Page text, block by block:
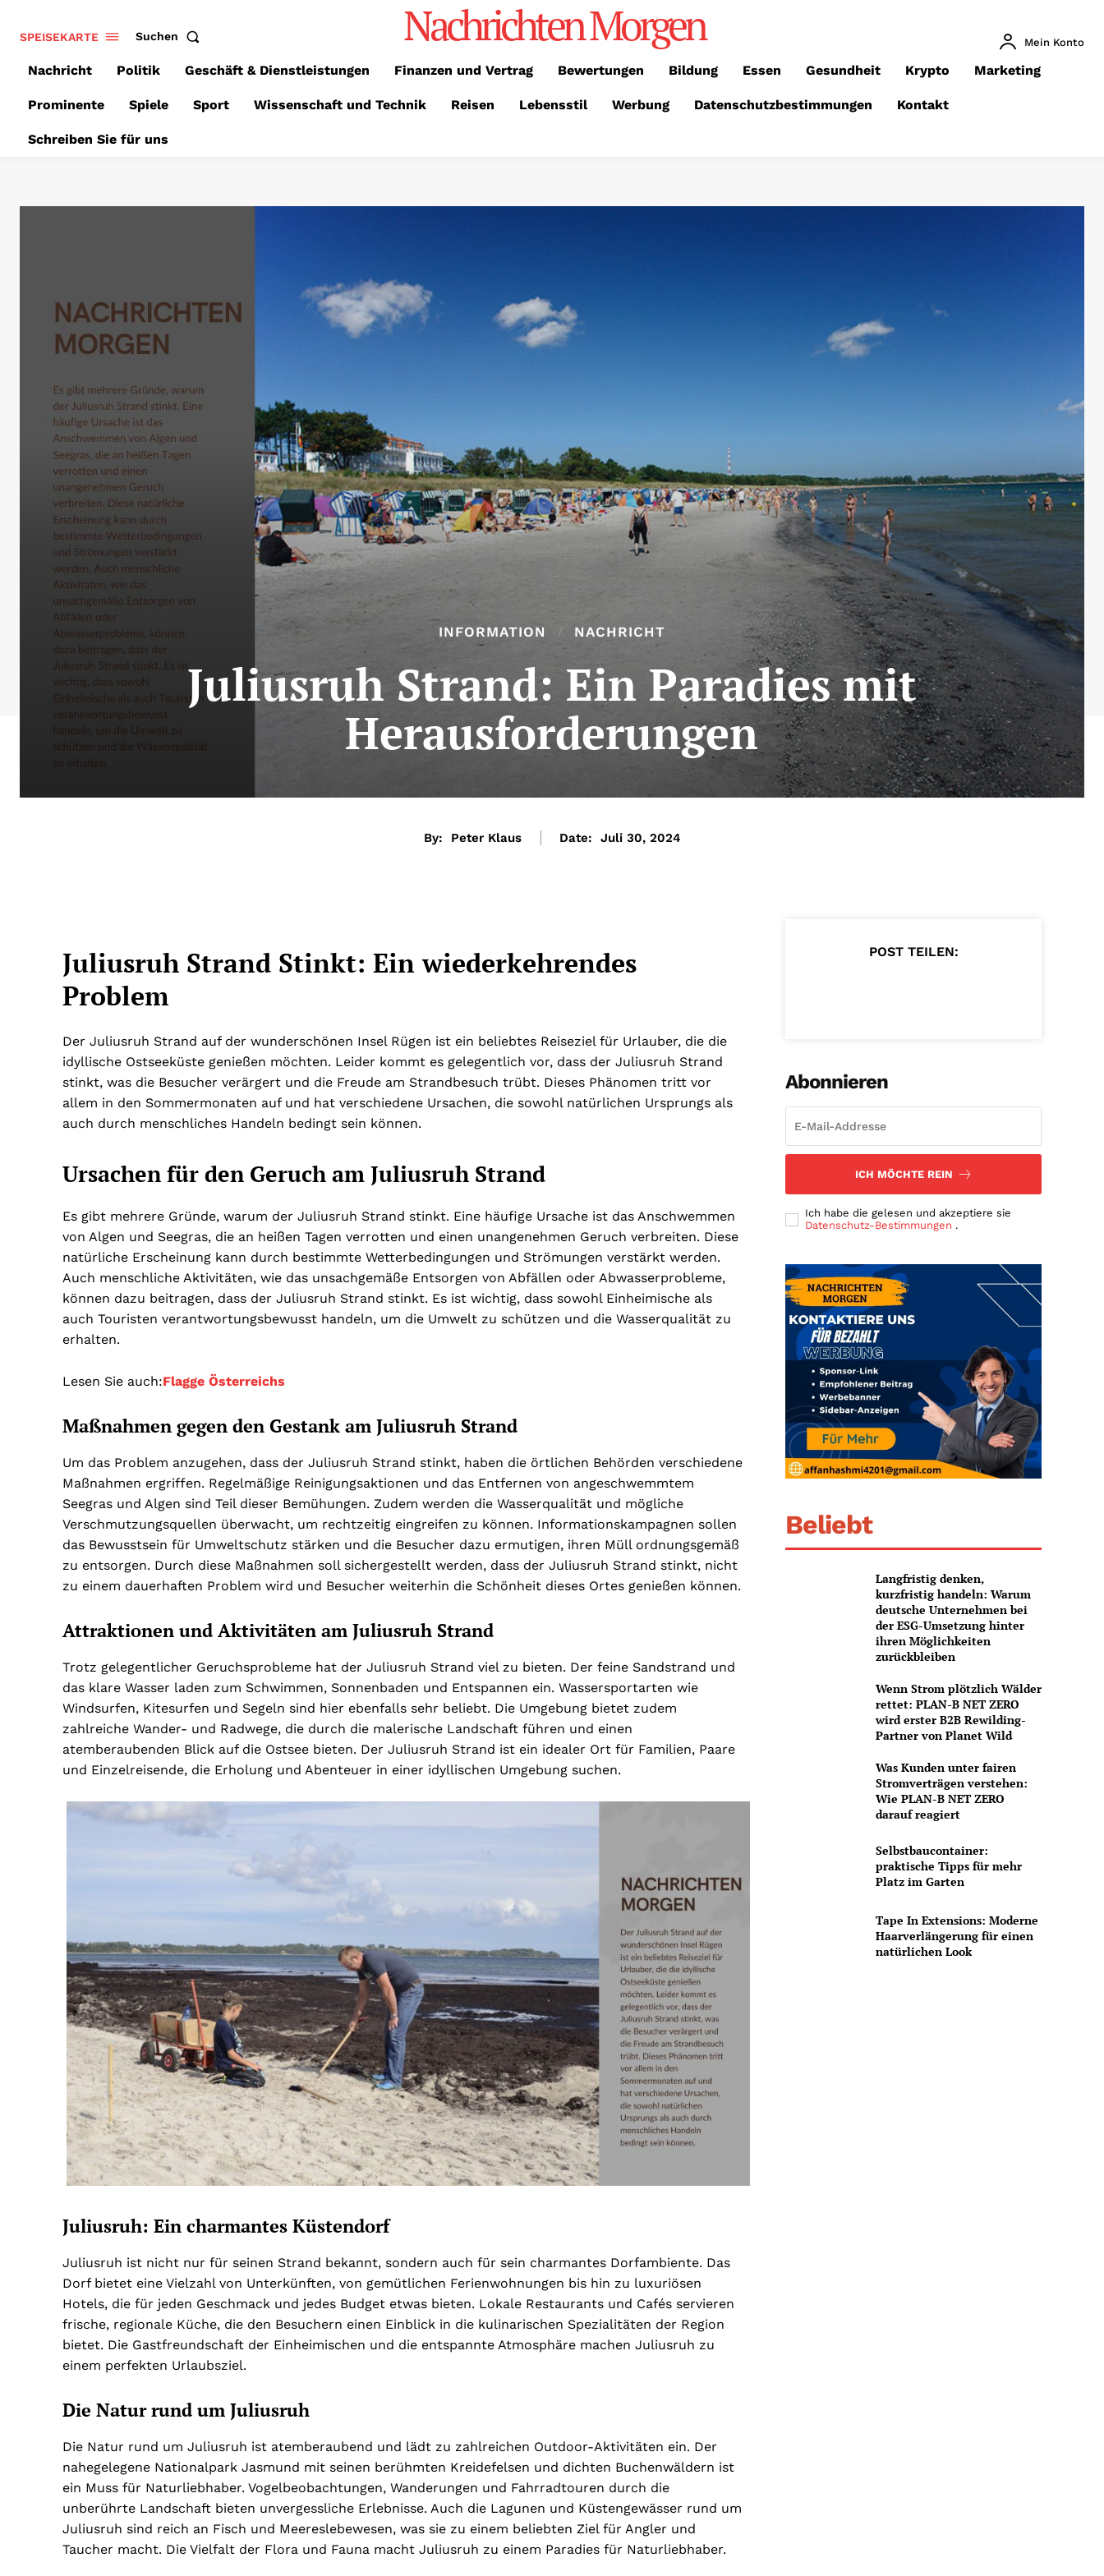
SPEISEKARTE Suchen Nachrichten Morgen Mein Konto
Nachricht Politik Geschäft & Dienstleistungen Finanzen und Vertrag Bewertungen Bildung Essen Gesundheit Krypto Marketing
Prominente Spiele Sport Wissenschaft und Technik Reisen Lebensstil Werbung Datenschutzbestimmungen Kontakt
Schreiben Sie für uns
INFORMATION NACHRICHT
Juliusruh Strand: Ein Paradies mit
Herausforderungen
By: Peter Klaus Date: Juli 30, 2024
Juliusruh Strand Stinkt: Ein wiederkehrendes
Problem
Der Juliusruh Strand auf der wunderschönen Insel Rügen ist ein beliebtes Reiseziel für Urlauber, die die
idyllische Ostseeküste genießen möchten. Leider kommt es gelegentlich vor, dass der Juliusruh Strand
stinkt, was die Besucher verärgert und die Freude am Strandbesuch trübt. Dieses Phänomen tritt vor
allem in den Sommermonaten auf und hat verschiedene Ursachen, die sowohl natürlichen Ursprungs als
auch durch menschliches Handeln bedingt sein können.
Ursachen für den Geruch am Juliusruh Strand
Es gibt mehrere Gründe, warum der Juliusruh Strand stinkt. Eine häufige Ursache ist das Anschwemmen
von Algen und Seegras, die an heißen Tagen verrotten und einen unangenehmen Geruch verbreiten. Diese
natürliche Erscheinung kann durch bestimmte Wetterbedingungen und Strömungen verstärkt werden.
Auch menschliche Aktivitäten, wie das unsachgemäße Entsorgen von Abfällen oder Abwasserprobleme,
können dazu beitragen, dass der Juliusruh Strand stinkt. Es ist wichtig, dass sowohl Einheimische als
auch Touristen verantwortungsbewusst handeln, um die Umwelt zu schützen und die Wasserqualität zu
erhalten.
Lesen Sie auch:Flagge Österreichs
Maßnahmen gegen den Gestank am Juliusruh Strand
Um das Problem anzugehen, dass der Juliusruh Strand stinkt, haben die örtlichen Behörden verschiedene
Maßnahmen ergriffen. Regelmäßige Reinigungsaktionen und das Entfernen von angeschwemmtem
Seegras und Algen sind Teil dieser Bemühungen. Zudem werden die Wasserqualität und mögliche
Verschmutzungsquellen überwacht, um rechtzeitig eingreifen zu können. Informationskampagnen sollen
das Bewusstsein für Umweltschutz stärken und die Besucher dazu ermutigen, ihren Müll ordnungsgemäß
zu entsorgen. Durch diese Maßnahmen soll sichergestellt werden, dass der Juliusruh Strand stinkt, nicht
zu einem dauerhaften Problem wird und Besucher weiterhin die Schönheit dieses Ortes genießen können.
Attraktionen und Aktivitäten am Juliusruh Strand
Trotz gelegentlicher Geruchsprobleme hat der Juliusruh Strand viel zu bieten. Der feine Sandstrand und
das klare Wasser laden zum Schwimmen, Sonnenbaden und Entspannen ein. Wassersportarten wie
Windsurfen, Kitesurfen und Segeln sind hier ebenfalls sehr beliebt. Die Umgebung bietet zudem
zahlreiche Wander- und Radwege, die durch die malerische Landschaft führen und einen
atemberaubenden Blick auf die Ostsee bieten. Der Juliusruh Strand ist ein idealer Ort für Familien, Paare
und Einzelreisende, die Erholung und Abenteuer in einer idyllischen Umgebung suchen.
Juliusruh: Ein charmantes Küstendorf
Juliusruh ist nicht nur für seinen Strand bekannt, sondern auch für sein charmantes Dorfambiente. Das
Dorf bietet eine Vielzahl von Unterkünften, von gemütlichen Ferienwohnungen bis hin zu luxuriösen
Hotels, die für jeden Geschmack und jedes Budget etwas bieten. Lokale Restaurants und Cafés servieren
frische, regionale Küche, die den Besuchern einen Einblick in die kulinarischen Spezialitäten der Region
bietet. Die Gastfreundschaft der Einheimischen und die entspannte Atmosphäre machen Juliusruh zu
einem perfekten Urlaubsziel.
Die Natur rund um Juliusruh
Die Natur rund um Juliusruh ist atemberaubend und lädt zu zahlreichen Outdoor-Aktivitäten ein. Der
nahegelegene Nationalpark Jasmund mit seinen berühmten Kreidefelsen und dichten Buchenwäldern ist
ein Muss für Naturliebhaber. Vogelbeobachtungen, Wanderungen und Fahrradtouren durch die
unberührte Landschaft bieten unvergessliche Erlebnisse. Auch die Lagunen und Küstengewässer rund um
Juliusruh sind reich an Fisch und Meereslebewesen, was sie zu einem beliebten Ziel für Angler und
Taucher macht. Die Vielfalt der Flora und Fauna macht Juliusruh zu einem Paradies für Naturliebhaber.
POST TEILEN:
Abonnieren
ICH MÖCHTE REIN
Ich habe die gelesen und akzeptiere sie
Datenschutz-Bestimmungen .
Beliebt
Langfristig denken,
kurzfristig handeln: Warum
deutsche Unternehmen bei
der ESG-Umsetzung hinter
ihren Möglichkeiten
zurückbleiben
Wenn Strom plötzlich Wälder
rettet: PLAN-B NET ZERO
wird erster B2B Rewilding-
Partner von Planet Wild
Was Kunden unter fairen
Stromverträgen verstehen:
Wie PLAN-B NET ZERO
darauf reagiert
Selbstbaucontainer:
praktische Tipps für mehr
Platz im Garten
Tape In Extensions: Moderne
Haarverlängerung für einen
natürlichen Look